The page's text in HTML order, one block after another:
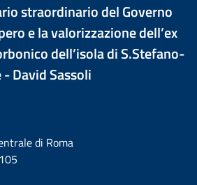
straordinario del Governo
e la valorizzazione dell’ex
dell’isola di S.Stefano-
David Sassoli
di Roma